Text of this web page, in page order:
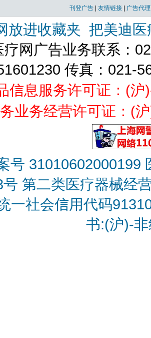
刊登广告 友情链接 广告代
放进收藏夹 把美迪
疗网广告业务联系：
传真：021-
信息服务许可证：(
业务经营许可证：(
号 31010602000199
号 第二类医疗器械经
一社会信用代码
书:(沪)-